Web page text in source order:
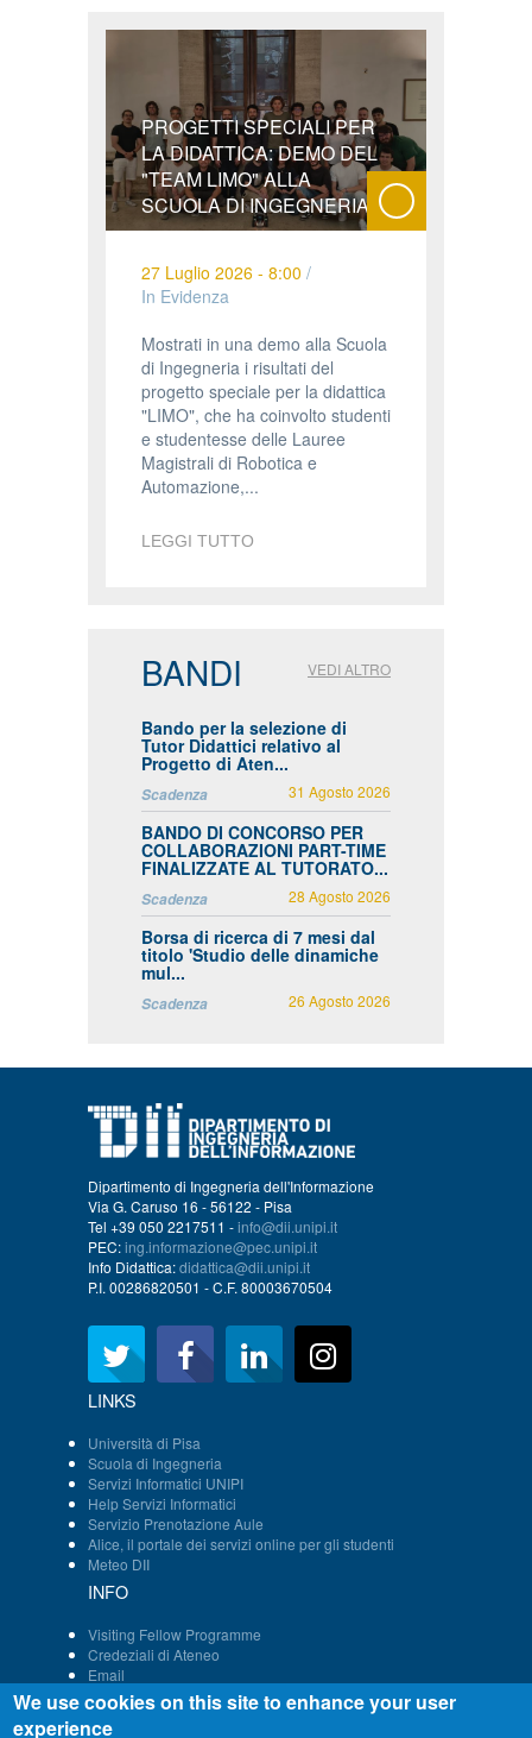
PROGETTI SPECIALI PER
LA DIDATTICA: DEMO DEL
"TEAM LIMO" ALLA
SCUOLA DI INGEGNERIA
27 Luglio 2026 - 8:00 /
In Evidenza
Mostrati in una demo alla Scuola
di Ingegneria i risultati del
progetto speciale per la didattica
"LIMO", che ha coinvolto studenti
e studentesse delle Lauree
Magistrali di Robotica e
Automazione,...
LEGGI TUTTO
BANDI VEDI ALTRO
Bando per la selezione di
Tutor Didattici relativo al
Progetto di Aten...
Scadenza 31 Agosto 2026
BANDO DI CONCORSO PER
COLLABORAZIONI PART-TIME
FINALIZZATE AL TUTORATO...
Scadenza 28 Agosto 2026
Borsa di ricerca di 7 mesi dal
titolo 'Studio delle dinamiche
mul...
Scadenza 26 Agosto 2026
Dipartimento di Ingegneria dell'Informazione
Via G. Caruso 16 - 56122 - Pisa
Tel +39 050 2217511 -info@dii.unipi.it
PEC:ing.informazione@pec.unipi.it
Info Didattica:didattica@dii.unipi.it
P.I. 00286820501 - C.F. 80003670504
LINKS
Università di Pisa
Scuola di Ingegneria
Servizi Informatici UNIPI
Help Servizi Informatici
Servizio Prenotazione Aule
Alice, il portale dei servizi online per gli studenti
Meteo DII
INFO
Visiting Fellow Programme
Credeziali di Ateneo
Email
Persone - Struttura DII
Immatricolazione
We use cookies on this site to enhance your user
experience